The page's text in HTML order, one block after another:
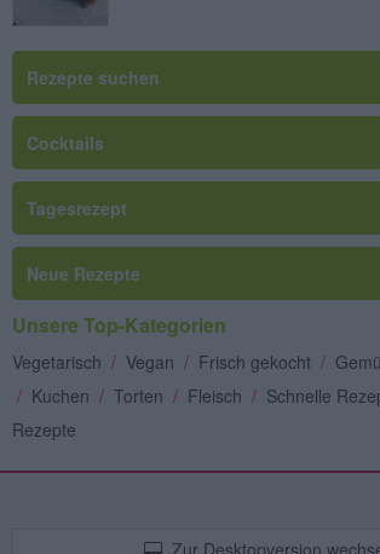
Rezepte suchen
Cocktails
Tagesrezept
Neue Rezepte
Unsere Top-Kategorien
Vegetarisch / Vegan / Frisch gekocht /
/ Kuchen / Torten / Fleisch / Schnelle
Rezepte